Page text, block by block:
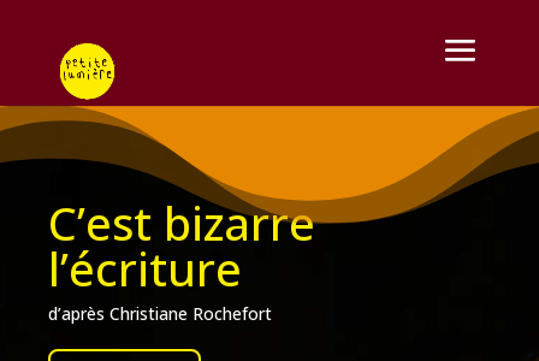
C’est bizarre
l’écriture
d’après Christiane Rochefort